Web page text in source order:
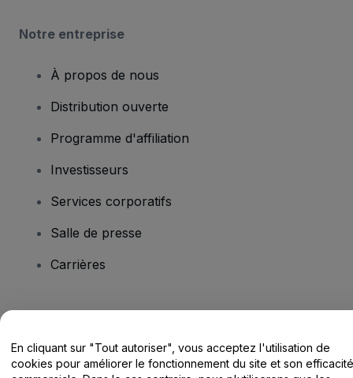
Notre entreprise
À propos de nous
Distribution ouverte
Programme d'affiliation
Investisseurs
Services corporatifs
Salle de presse
Carrières
Centre d'assistance / Nous contacter
En cliquant sur "Tout autoriser", vous acceptez l'utilisation de
cookies pour améliorer le fonctionnement du site et son efficacité